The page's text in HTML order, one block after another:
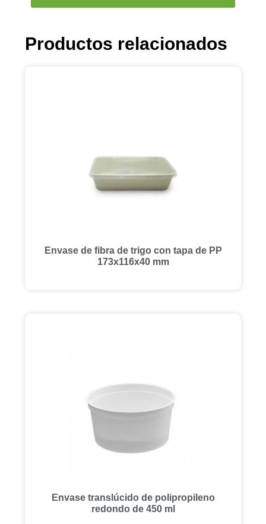
Productos relacionados
Envase de fibra de trigo con tapa de PP
173x116x40 mm
Envase translúcido de polipropileno
redondo de 450 ml